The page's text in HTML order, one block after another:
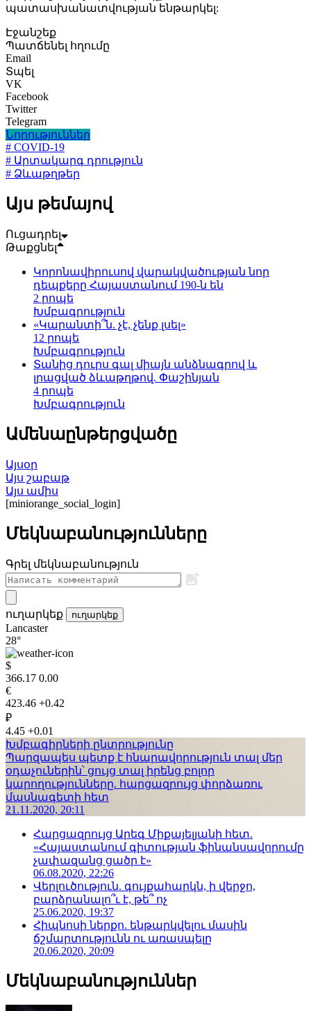
պատասխանատվության ենթարկել:
Էջանշեք
Պատճենել հղումը
Email
Տպել
VK
Facebook
Twitter
Telegram
Նորություններ
# COVID-19
# Արտակարգ դրություն
# Ձևաթղթեր
Այս թեմայով
Ուցադրել
Թաքցնել
Կորոնավիրուսով վարակվածության նոր
դեպքերը Հայաստանում 190-ն են
2 րոպե
Խմբագրություն
«Կարանտի՞ն. չէ, չենք լսել»
12 րոպե
Խմբագրություն
Տանից դուրս գալ միայն անձնագրով և
լրացված ձևաթղթով. Փաշինյան
4 րոպե
Խմբագրություն
Ամենաընթերցվածը
Այսօր
Այս շաբաթ
Այս ամիս
[miniorange_social_login]
Մեկնաբանությունները
Գրել մեկնաբանություն
ուղարկեք ուղարկեք
Lancaster
28°
$
366.17 0.00
€
423.46 +0.42
₽
4.45 +0.01
Խմբագիրների ընտրությունը
Պարզապես պետք է հնարավորություն տալ մեր
օդաչուներին՝ ցույց տալ իրենց բոլոր
կարողությունները. հարցազրույց փորձառու
մասնագետի հետ
21.11.2020, 20:11
Հարցազրույց Արեգ Միքայելյանի հետ.
«Հայաստանում գիտության ֆինանսավորումը
չափազանց ցածր է»
06.08.2020, 22:26
Վերլուծություն. գույքահարկն, ի վերջո,
բարձրանալո՞ւ է, թե՞ ոչ
25.06.2020, 19:37
Հիպնոսի ներքո. ենթարկվելու մասին
ճշմարտությունն ու առասպելը
20.06.2020, 20:09
Մեկնաբանություններ